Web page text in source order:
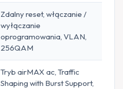
Zdalny reset, włączanie /
wyłączanie
oprogramowania, VLAN,
256QAM
Tryb airMAX ac, Traffic
Shaping with Burst Support,